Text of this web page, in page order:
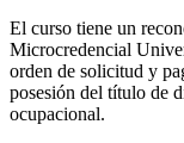
El curso tiene un
Microcredencial
orden de solicitud y
posesión del título de
ocupacional.